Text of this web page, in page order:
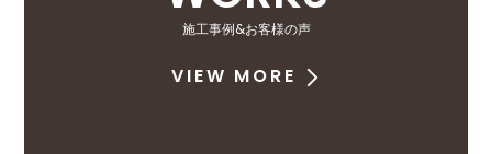
施工事例&お客様の声
VIEW MORE